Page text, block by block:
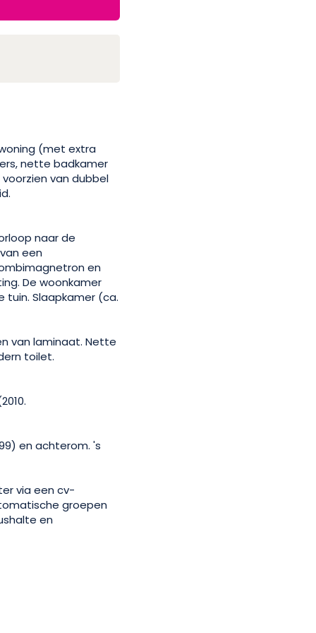
(met extra
nette badkamer
van dubbel
naar de
een
en
De woonkamer
Slaapkamer (ca.
van laminaat. Nette
toilet.
en achterom. 's
via een cv-
groepen
en